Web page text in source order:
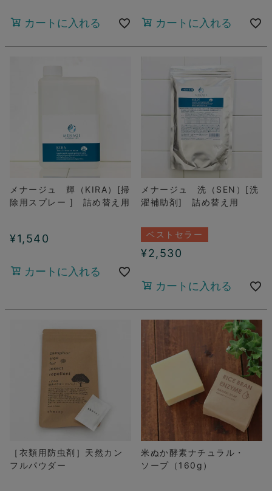
カートに入れる カートに入れる
メナージュ 輝（KIRA）[掃
除用スプレー ] 詰め替え用
¥1,540
カートに入れる
メナージュ 洗（SEN）[洗
濯補助剤] 詰め替え用
ベストセラー
¥2,530
カートに入れる
［衣類用防虫剤］天然カン
フルパウダー
米ぬか酵素ナチュラル・
ソープ（160g）